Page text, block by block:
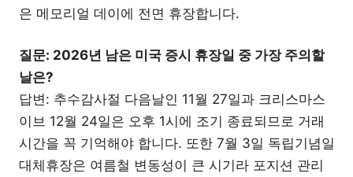
은 메모리얼 데이에 전면 휴장합니다.
질문: 2026년 남은 미국 증시 휴장일 중 가장 주의할
날은?
답변: 추수감사절 다음날인 11월 27일과 크리스마스
이브 12월 24일은 오후 1시에 조기 종료되므로 거래
시간을 꼭 기억해야 합니다. 또한 7월 3일 독립기념일
대체휴장은 여름철 변동성이 큰 시기라 포지션 관리